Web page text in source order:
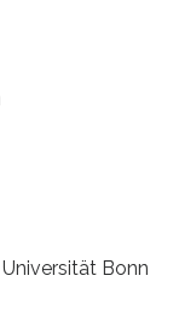
Bonn